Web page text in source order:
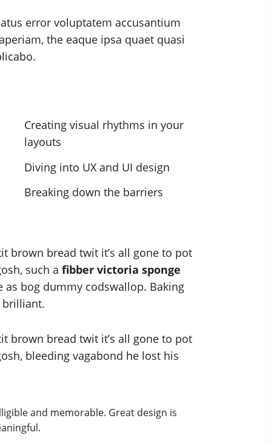
error voluptatem accusantium
the eaque ipsa quaet quasi
Creating visual rhythms in your
layouts
Diving into UX and UI design
Breaking down the barriers
brown bread twit it’s all gone to pot
such a fibber victoria sponge
as bog dummy codswallop. Baking
brilliant.
brown bread twit it’s all gone to pot
bleeding vagabond he lost his
and memorable. Great design is